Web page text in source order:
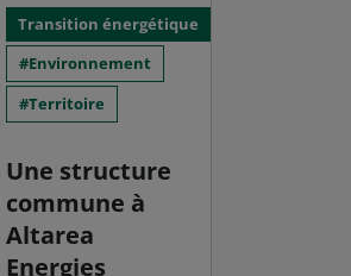
Transition énergétique
Environnement
Territoire
Une structure
commune à
Altarea
Energies